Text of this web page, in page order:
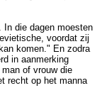
die dagen moesten
voordat zij
komen." En zodra
in aanmerking
of vrouw die
recht op het manna